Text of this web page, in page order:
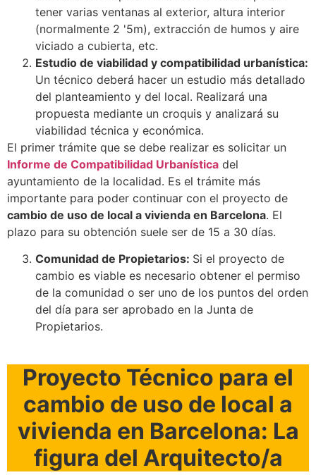
tener varias ventanas al exterior, altura interior
(normalmente 2 '5m), extracción de humos y aire
viciado a cubierta, etc.
Estudio de viabilidad y compatibilidad urbanística:
Un técnico deberá hacer un estudio más detallado
del planteamiento y del local. Realizará una
propuesta mediante un croquis y analizará su
viabilidad técnica y económica.
El primer trámite que se debe realizar es solicitar un
Informe de Compatibilidad Urbanística del
ayuntamiento de la localidad. Es el trámite más
importante para poder continuar con el proyecto de
cambio de uso de local a vivienda en Barcelona. El
plazo para su obtención suele ser de 15 a 30 días.
Comunidad de Propietarios: Si el proyecto de
cambio es viable es necesario obtener el permiso
de la comunidad o ser uno de los puntos del orden
del día para ser aprobado en la Junta de
Propietarios.
Proyecto Técnico para el
cambio de uso de local a
vivienda en Barcelona: La
figura del Arquitecto/a